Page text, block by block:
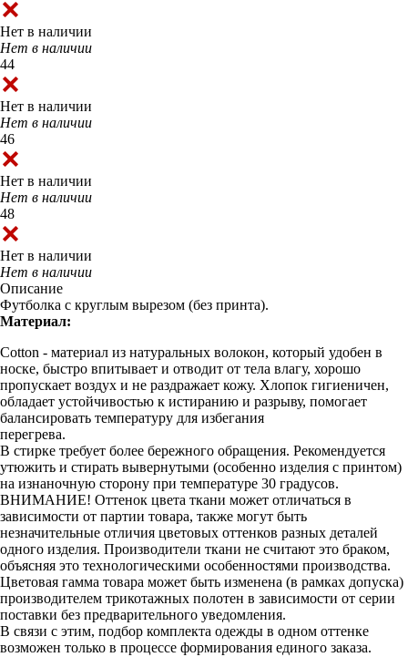
Нет в наличии
Нет в наличии
44
Нет в наличии
Нет в наличии
46
Нет в наличии
Нет в наличии
48
Нет в наличии
Нет в наличии
Описание
Футболка с круглым вырезом (без принта).
Материал:
Cotton - материал из натуральных волокон, который удобен в
носке, быстро впитывает и отводит от тела влагу, хорошо
пропускает воздух и не раздражает кожу. Хлопок гигиеничен,
обладает устойчивостью к истиранию и разрыву, помогает
балансировать температуру для избегания
перегрева.
В стирке требует более бережного обращения. Рекомендуется
утюжить и стирать вывернутыми (особенно изделия с принтом)
на изнаночную сторону при температуре 30 градусов.
ВНИМАНИЕ! Оттенок цвета ткани может отличаться в
зависимости от партии товара, также могут быть
незначительные отличия цветовых оттенков разных деталей
одного изделия. Производители ткани не считают это браком,
объясняя это технологическими особенностями производства.
Цветовая гамма товара может быть изменена (в рамках допуска)
производителем трикотажных полотен в зависимости от серии
поставки без предварительного уведомления.
В связи с этим, подбор комплекта одежды в одном оттенке
возможен только в процессе формирования единого заказа.